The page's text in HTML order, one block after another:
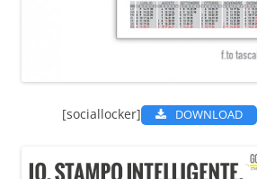
[sociallocker] DOWNLOAD